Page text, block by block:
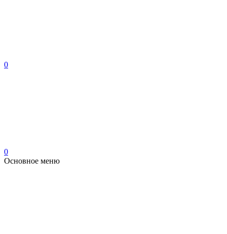
0
0
Основное меню